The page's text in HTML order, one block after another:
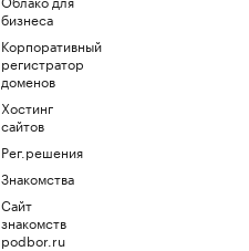
бизнеса
Корпоративный
регистратор
доменов
Хостинг
сайтов
Рег.решения
Знакомства
Сайт
знакомств
podbor.ru